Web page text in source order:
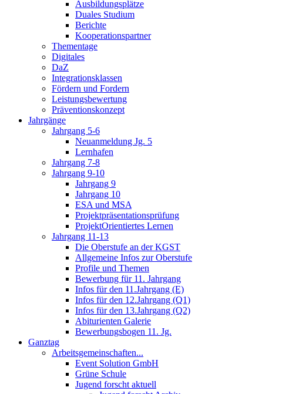
Ausbildungsplätze
Duales Studium
Berichte
Kooperationspartner
Thementage
Digitales
DaZ
Integrationsklassen
Fördern und Fordern
Leistungsbewertung
Präventionskonzept
Jahrgänge
Jahrgang 5-6
Neuanmeldung Jg. 5
Lernhafen
Jahrgang 7-8
Jahrgang 9-10
Jahrgang 9
Jahrgang 10
ESA und MSA
Projektpräsentationsprüfung
ProjektOrientiertes Lernen
Jahrgang 11-13
Die Oberstufe an der KGST
Allgemeine Infos zur Oberstufe
Profile und Themen
Bewerbung für 11. Jahrgang
Infos für den 11.Jahrgang (E)
Infos für den 12.Jahrgang (Q1)
Infos für den 13.Jahrgang (Q2)
Abiturienten Galerie
Bewerbungsbogen 11. Jg.
Ganztag
Arbeitsgemeinschaften...
Event Solution GmbH
Grüne Schule
Jugend forscht aktuell